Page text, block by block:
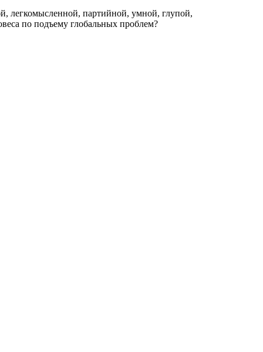
легкомысленной, партийной, умной, глупой,
по подъему глобальных проблем?